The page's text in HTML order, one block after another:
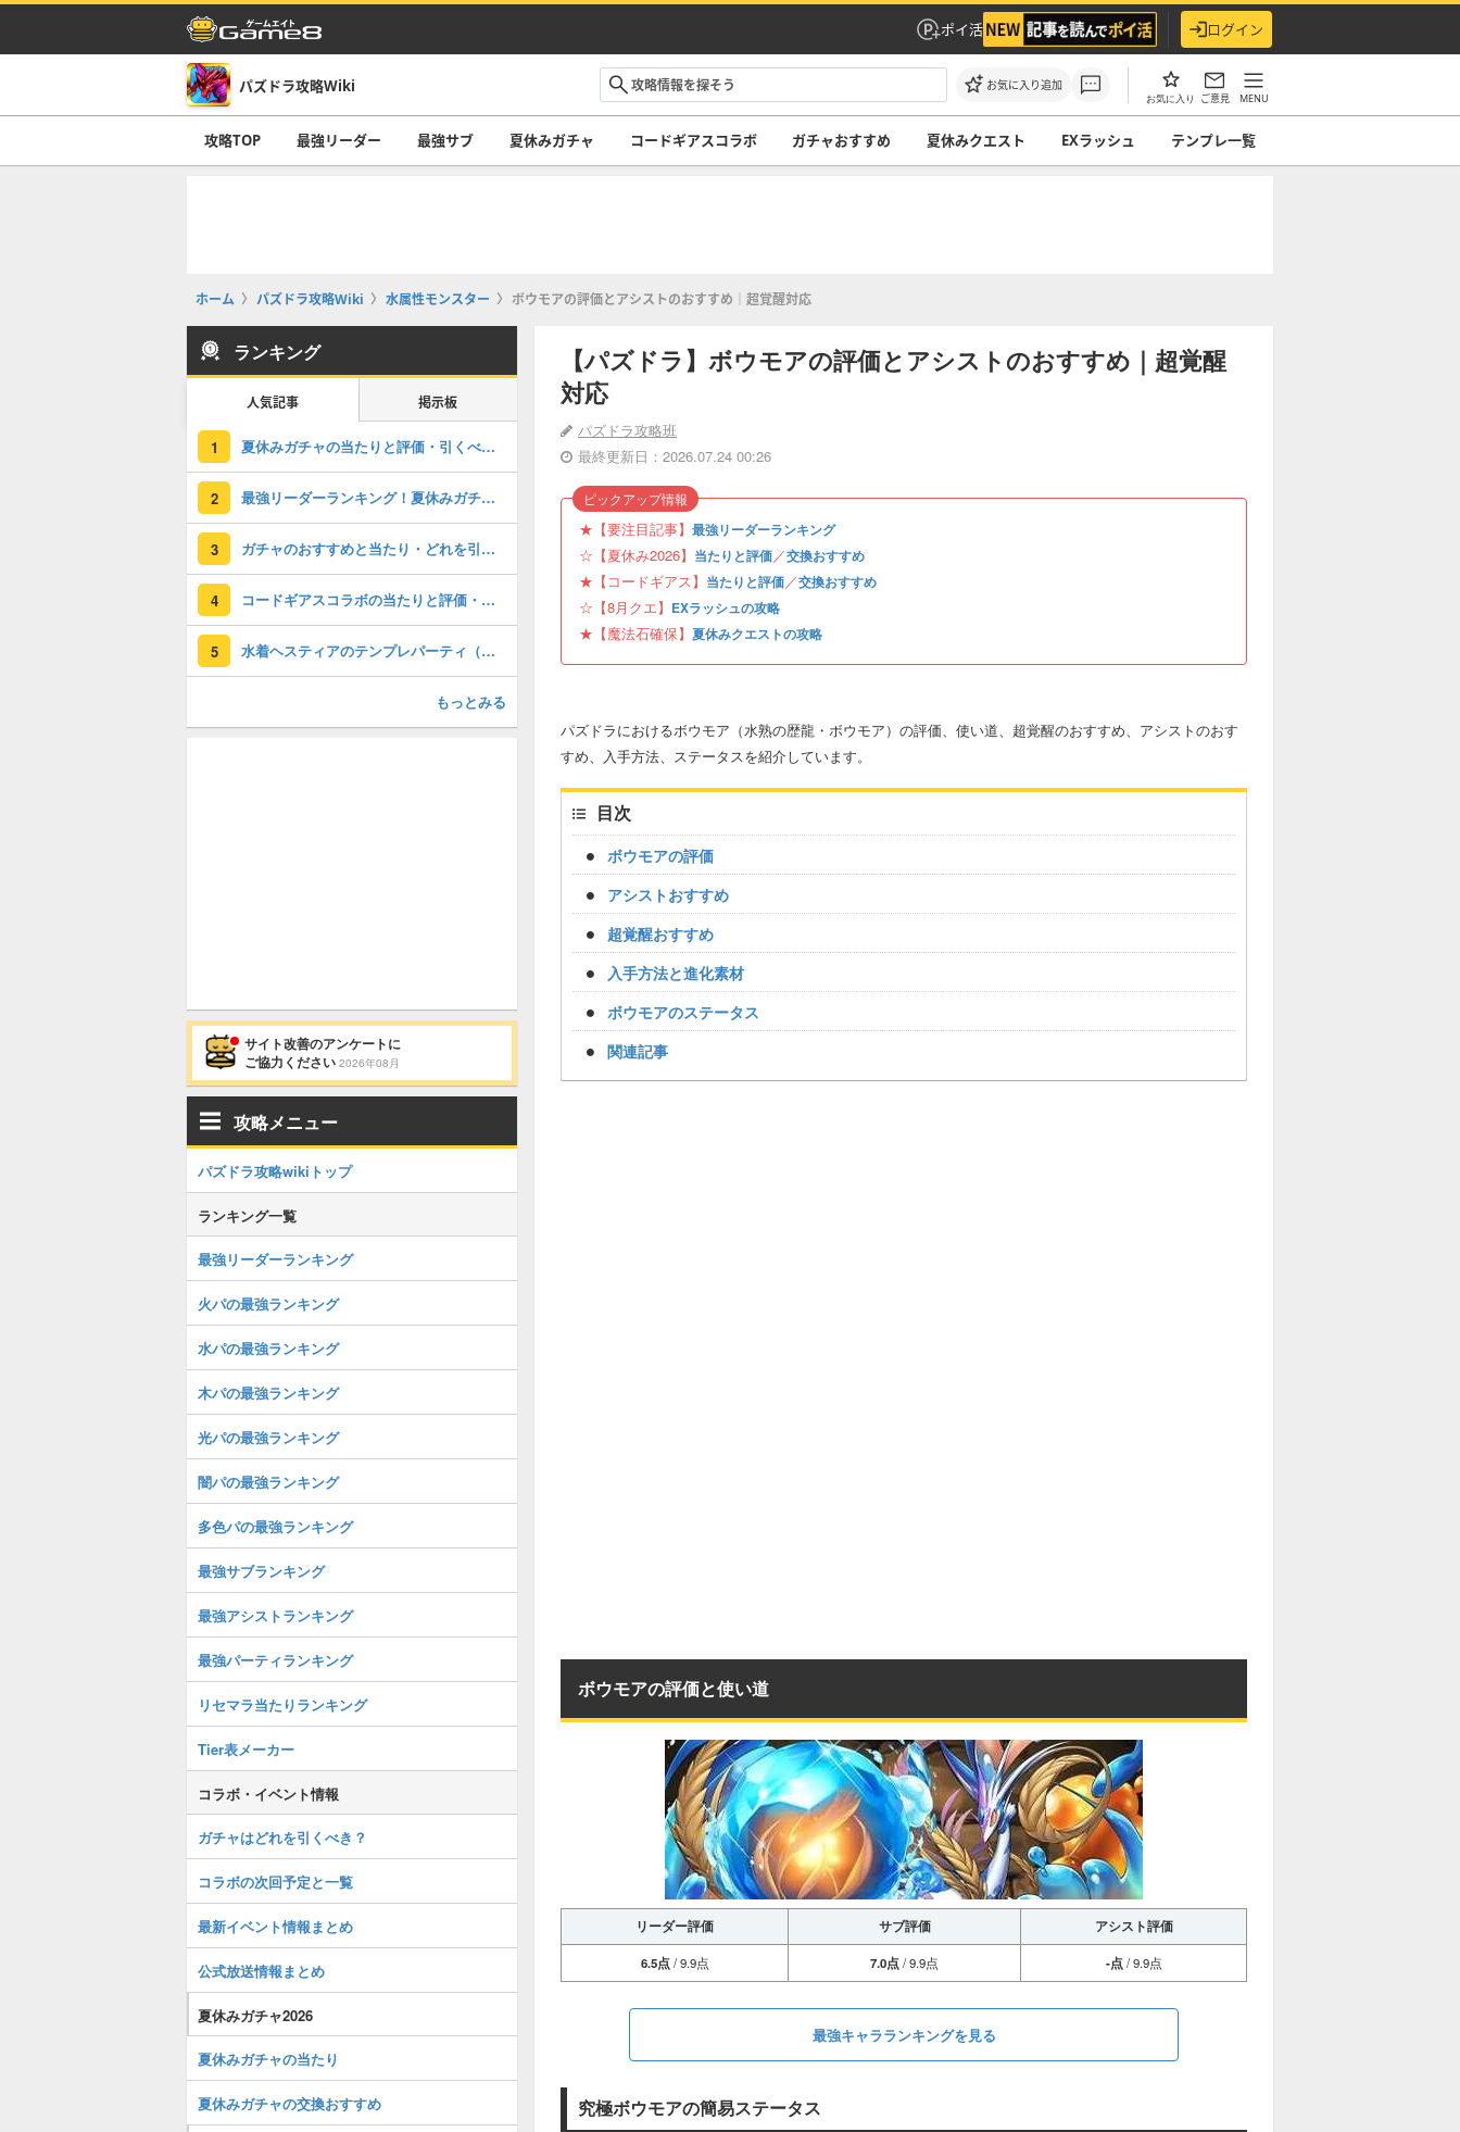
ポイ活 ログイン
パズドラ攻略Wiki お気に入り追加
お気に入り ご意見 MENU
攻略TOP 最強リーダー 最強サブ 夏休みガチャ コードギアスコラボ ガチャおすすめ 夏休みクエスト EXラッシュ テンプレ一覧
ホーム パズドラ攻略Wiki 水属性モンスター ボウモアの評価とアシストのおすすめ｜超覚醒対応
【パズドラ】ボウモアの評価とアシストのおすすめ｜超覚醒
対応
パズドラ攻略班
最終更新日：2026.07.24 00:26
★【要注目記事】 最強リーダーランキング
☆【夏休み2026】 当たりと評価／交換おすすめ
★【コードギアス】 当たりと評価／交換おすすめ
☆【8月クエ】 EXラッシュの攻略
★【魔法石確保】 夏休みクエストの攻略
ピックアップ情報
パズドラにおけるボウモア（水熟の歴龍・ボウモア）の評価、使い道、超覚醒のおすすめ、アシストのおす
すめ、入手方法、ステータスを紹介しています。
目次
ボウモアの評価
アシストおすすめ
超覚醒おすすめ
入手方法と進化素材
ボウモアのステータス
関連記事
ボウモアの評価と使い道
リーダー評価 サブ評価
アシスト評価
6.5点/ 9.9点 7.0点/ 9.9点 -点/ 9.9点
最強キャラランキングを見る
究極ボウモアの簡易ステータス
ランキング
人気記事 掲示板
1 夏休みガチャの当たりと評価・引くべき？
2 最強リーダーランキング！夏休みガチャの評価掲載
3 ガチャのおすすめと当たり・どれを引くべき？
4 コードギアスコラボの当たりと評価・引くべき？
5 水着ヘスティアのテンプレパーティ（水着ヘスティアパ）
もっとみる
サイト改善のアンケートに
ご協力ください 2026年08月
攻略メニュー
パズドラ攻略wikiトップ
ランキング一覧
最強リーダーランキング
火パの最強ランキング
水パの最強ランキング
木パの最強ランキング
光パの最強ランキング
闇パの最強ランキング
多色パの最強ランキング
最強サブランキング
最強アシストランキング
最強パーティランキング
リセマラ当たりランキング
Tier表メーカー
コラボ・イベント情報
ガチャはどれを引くべき？
コラボの次回予定と一覧
最新イベント情報まとめ
公式放送情報まとめ
夏休みガチャ2026
夏休みガチャの当たり
夏休みガチャの交換おすすめ